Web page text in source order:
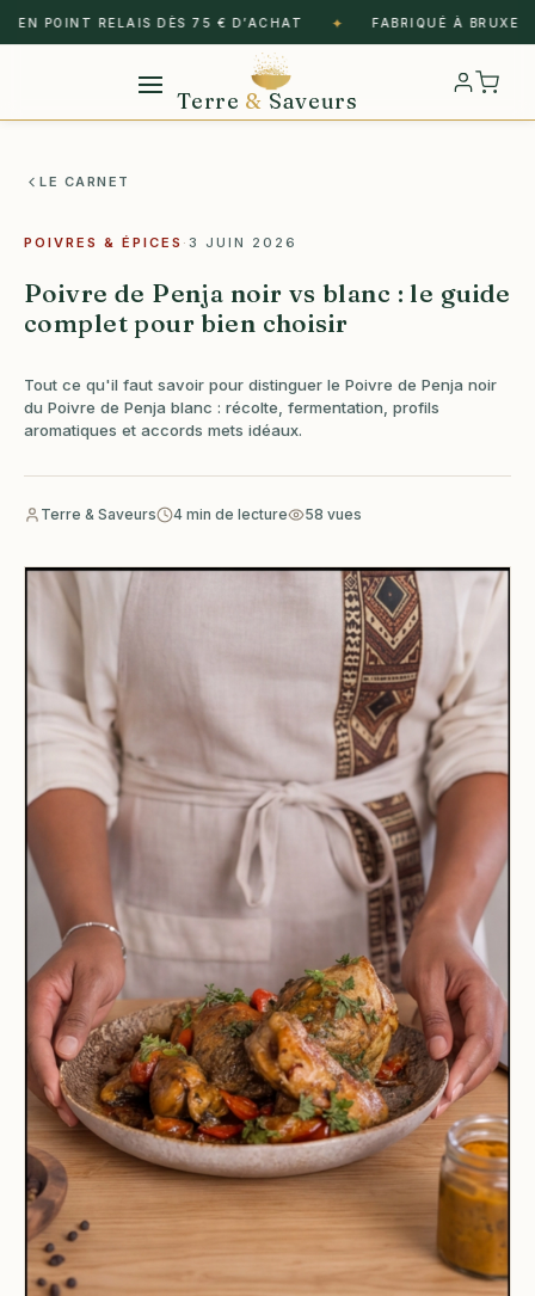
POINT RELAIS DÈS 75 € D’ACHAT FABRIQUÉ À
Terre & Saveurs
LE CARNET
POIVRES & ÉPICES · 3 JUIN 2026
Poivre de Penja noir vs blanc : le guide
complet pour bien choisir
Tout ce qu'il faut savoir pour distinguer le Poivre de Penja noir
du Poivre de Penja blanc : récolte, fermentation, profils
aromatiques et accords mets idéaux.
Terre & Saveurs 4 min de lecture 58 vues